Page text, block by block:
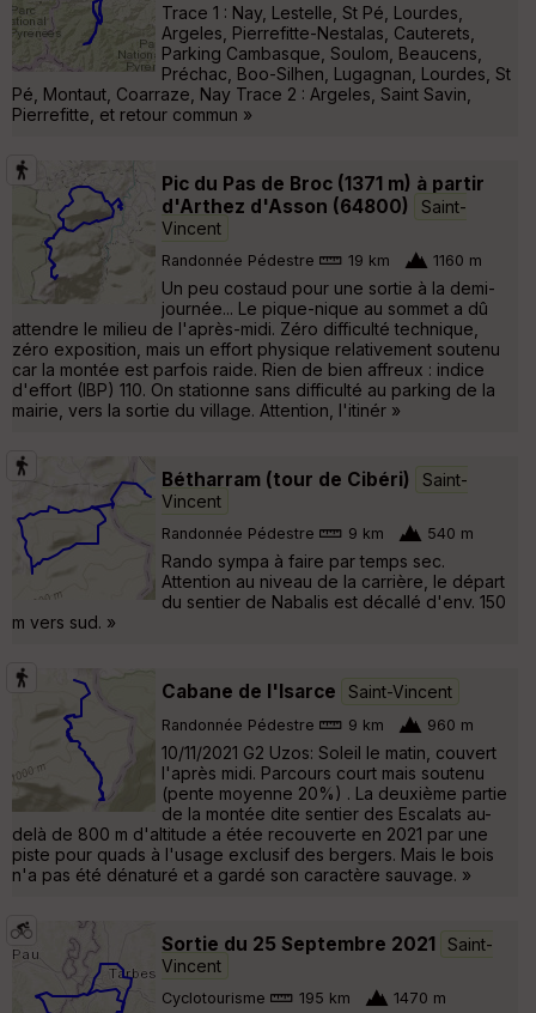
Trace 1 : Nay, Lestelle, St Pé, Lourdes,
Argeles, Pierrefitte-Nestalas, Cauterets,
Parking Cambasque, Soulom, Beaucens,
Préchac, Boo-Silhen, Lugagnan, Lourdes, St
Pé, Montaut, Coarraze, Nay Trace 2 : Argeles, Saint Savin,
Pierrefitte, et retour commun »
Pic du Pas de Broc (1371 m) à partir
d'Arthez d'Asson (64800)
Saint-
Vincent
Randonnée Pédestre 19 km 1160 m
Un peu costaud pour une sortie à la demi-
journée... Le pique-nique au sommet a dû
attendre le milieu de l'après-midi. Zéro difficulté technique,
zéro exposition, mais un effort physique relativement soutenu
car la montée est parfois raide. Rien de bien affreux : indice
d'effort (IBP) 110. On stationne sans difficulté au parking de la
mairie, vers la sortie du village. Attention, l'itinér »
Bétharram (tour de Cibéri)
Saint-
Vincent
Randonnée Pédestre 9 km 540 m
Rando sympa à faire par temps sec.
Attention au niveau de la carrière, le départ
du sentier de Nabalis est décallé d'env. 150
m vers sud. »
Cabane de l'Isarce Saint-Vincent
Randonnée Pédestre 9 km 960 m
10/11/2021 G2 Uzos: Soleil le matin, couvert
l'après midi. Parcours court mais soutenu
(pente moyenne 20%) . La deuxième partie
de la montée dite sentier des Escalats au-
delà de 800 m d'altitude a étée recouverte en 2021 par une
piste pour quads à l'usage exclusif des bergers. Mais le bois
n'a pas été dénaturé et a gardé son caractère sauvage. »
Sortie du 25 Septembre 2021
Saint-
Vincent
Cyclotourisme 195 km 1470 m